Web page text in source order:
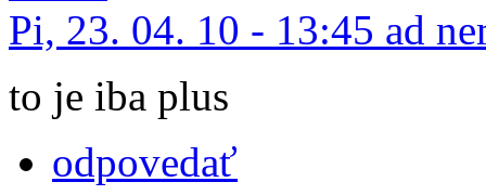
Pi, 23. 04. 10 - 13:45 ad
to je iba plus
odpovedať